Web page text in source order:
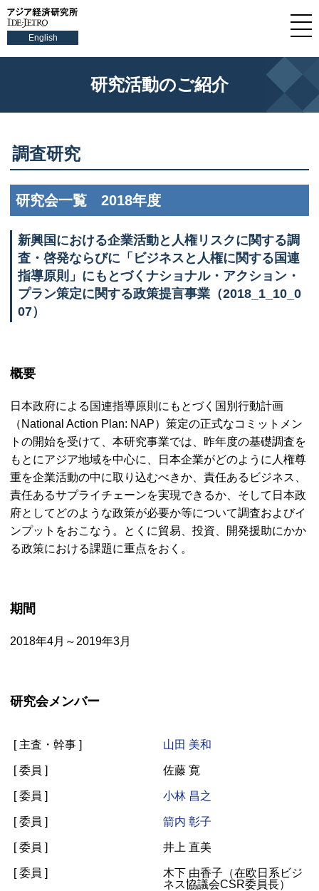
English
研究活動のご紹介
調査研究
研究会一覧 2018年度
新興国における企業活動と人権リスクに関する調
査・啓発ならびに「ビジネスと人権に関する国連
指導原則」にもとづくナショナル・アクション・
プラン策定に関する政策提言事業（2018_1_10_0
07）
概要
日本政府による国連指導原則にもとづく国別行動計画
（ National Action Plan: NAP）策定の正式なコミットメン
トの開始を受けて、本研究事業では、昨年度の基礎調査を
もとにアジア地域を中心に、日本企業がどのように人権尊
重を企業活動の中に取り込むべきか、責任あるビジネス、
責任あるサプライチェーンを実現できるか、そして日本政
府としてどのような政策が必要か等について調査およびイ
ンプットをおこなう。とくに貿易、投資、開発援助にかか
る政策における課題に重点をおく。
期間
2018年4月～2019年3月
研究会メンバー
[ 主査・幹事 ] 山田 美和
[ 委員 ] 佐藤 寛
[ 委員 ] 小林 昌之
[ 委員 ] 箭内 彰子
[ 委員 ] 井上 直美
[ 委員 ]
木下 由香子（在欧日系ビジ
ネス協議会CSR委員長）